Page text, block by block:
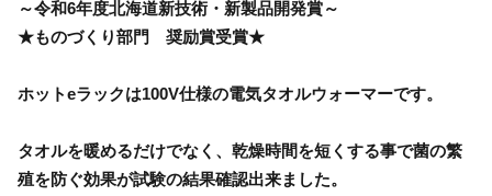
～令和6年度北海道新技術・新製品開発賞～
★ものづくり部門 奨励賞受賞★
ホットeラックは100V仕様の電気タオルウォーマーです。
タオルを暖めるだけでなく、乾燥時間を短くする事で菌の繁
殖を防ぐ効果が試験の結果確認出来ました。